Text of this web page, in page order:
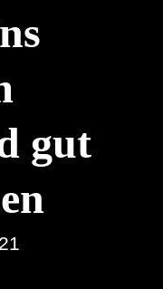
gut